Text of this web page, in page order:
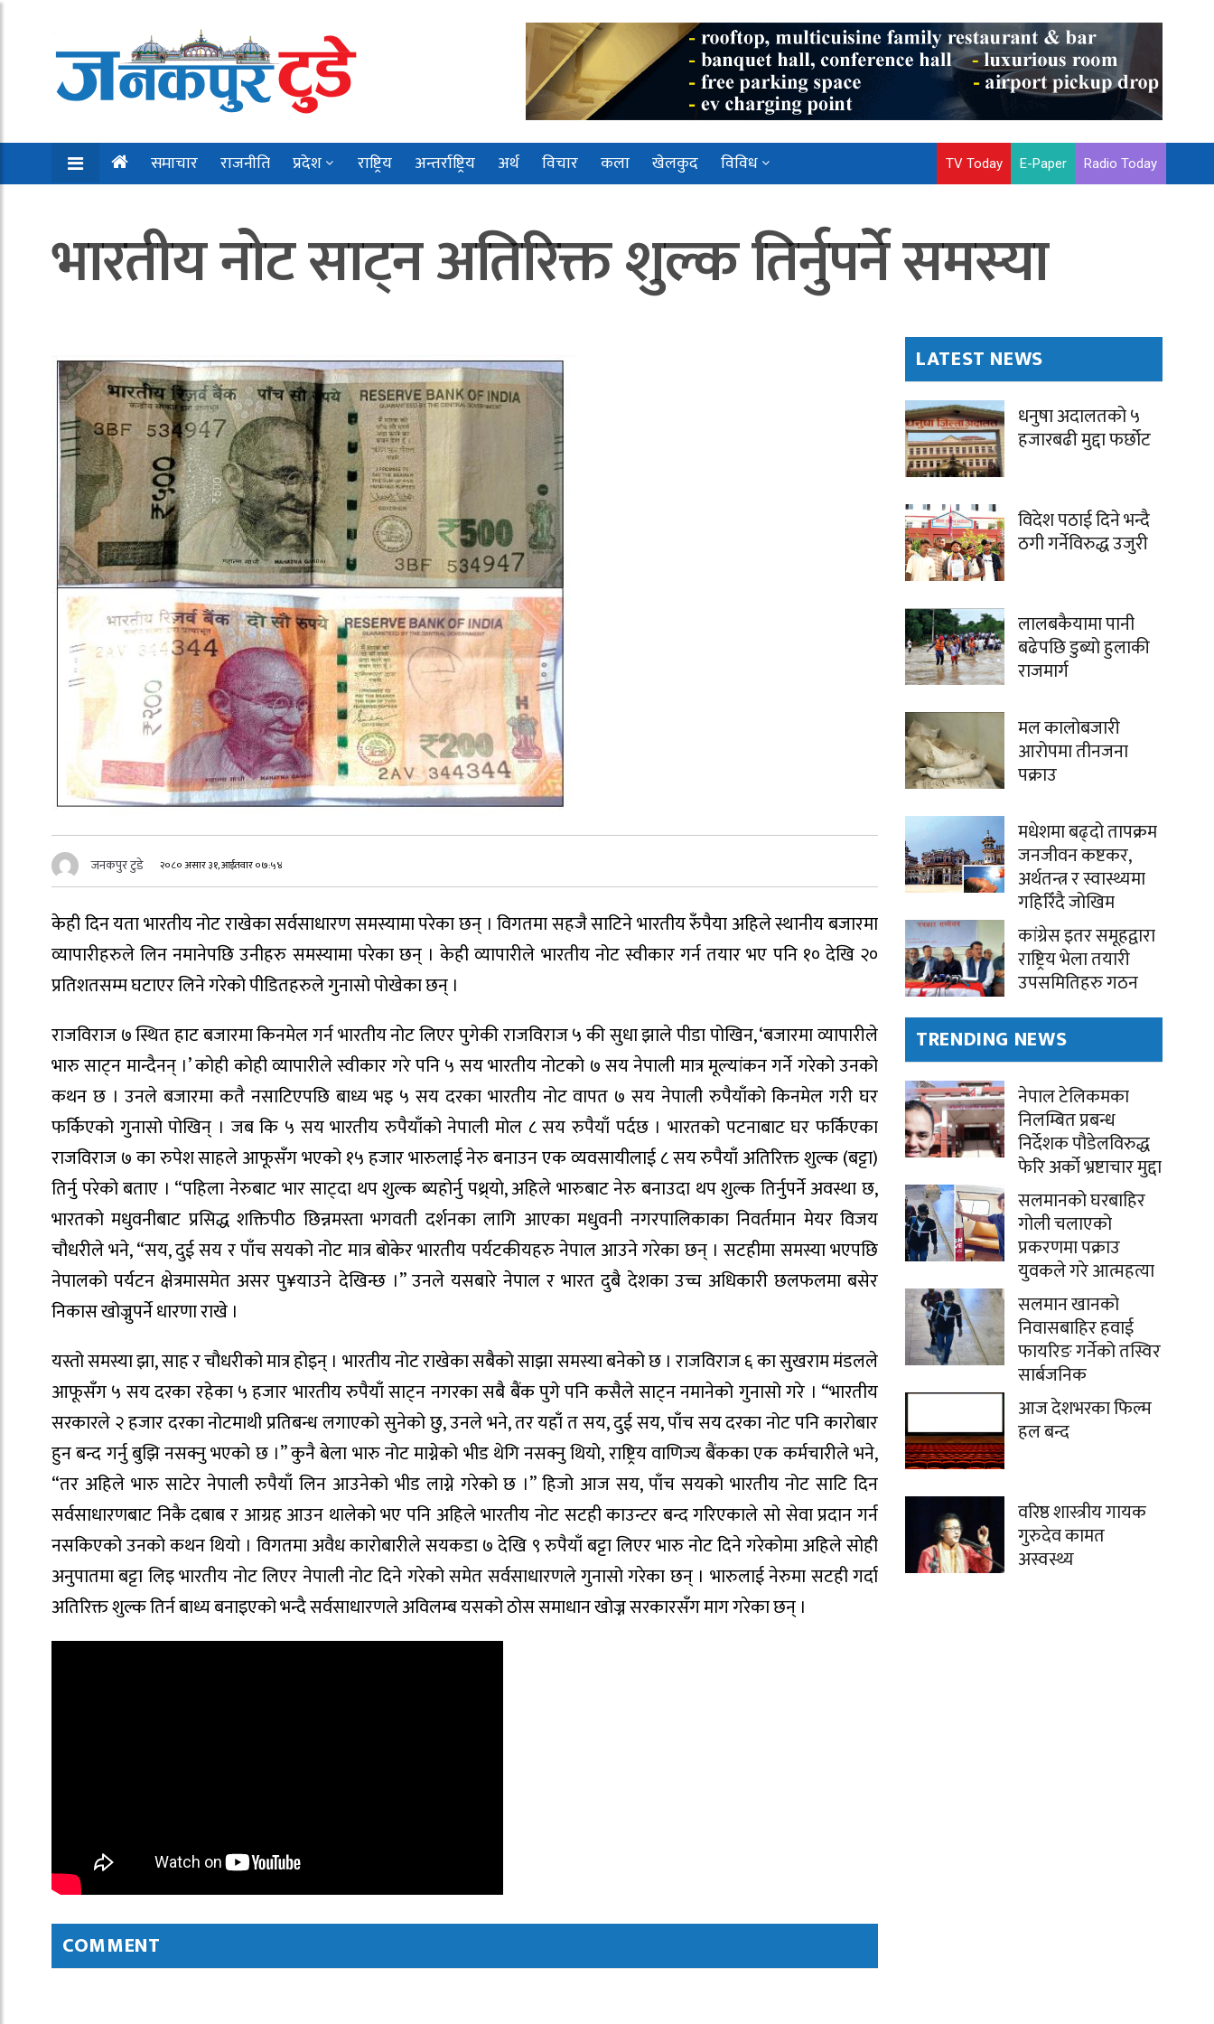
समाचार राजनीति प्रदेश राष्ट्रिय अन्तर्राष्ट्रिय अर्थ विचार कला खेलकुद विविध TV Today E-Paper Radio Today
भारतीय नोट साट्न अतिरिक्त शुल्क तिर्नुपर्ने समस्या
जनकपुर टुडे २०८० असार ३१, आईतवार ०७:५४
केही दिन यता भारतीय नोट राखेका सर्वसाधारण समस्यामा परेका छन् । विगतमा सहजै साटिने भारतीय रुँपैया अहिले स्थानीय बजारमा
व्यापारीहरुले लिन नमानेपछि उनीहरु समस्यामा परेका छन् । केही व्यापारीले भारतीय नोट स्वीकार गर्न तयार भए पनि १० देखि २०
प्रतिशतसम्म घटाएर लिने गरेको पीडितहरुले गुनासो पोखेका छन् ।
राजविराज ७ स्थित हाट बजारमा किनमेल गर्न भारतीय नोट लिएर पुगेकी राजविराज ५ की सुधा झाले पीडा पोखिन, ‘बजारमा व्यापारीले
भारु साट्न मान्दैनन् ।’ कोही कोही व्यापारीले स्वीकार गरे पनि ५ सय भारतीय नोटको ७ सय नेपाली मात्र मूल्यांकन गर्ने गरेको उनको
कथन छ । उनले बजारमा कतै नसाटिएपछि बाध्य भइ ५ सय दरका भारतीय नोट वापत ७ सय नेपाली रुपैयाँको किनमेल गरी घर
फर्किएको गुनासो पोखिन् । जब कि ५ सय भारतीय रुपैयाँको नेपाली मोल ८ सय रुपैयाँ पर्दछ । भारतको पटनाबाट घर फर्किएका
राजविराज ७ का रुपेश साहले आफूसँग भएको १५ हजार भारुलाई नेरु बनाउन एक व्यवसायीलाई ८ सय रुपैयाँ अतिरिक्त शुल्क (बट्टा)
तिर्नु परेको बताए । “पहिला नेरुबाट भार साट्दा थप शुल्क ब्यहोर्नु पथ्र्याे, अहिले भारुबाट नेरु बनाउदा थप शुल्क तिर्नुपर्ने अवस्था छ,
भारतको मधुवनीबाट प्रसिद्ध शक्तिपीठ छिन्नमस्ता भगवती दर्शनका लागि आएका मधुवनी नगरपालिकाका निवर्तमान मेयर विजय
चौधरीले भने, “सय, दुई सय र पाँच सयको नोट मात्र बोकेर भारतीय पर्यटकीयहरु नेपाल आउने गरेका छन् । सटहीमा समस्या भएपछि
नेपालको पर्यटन क्षेत्रमासमेत असर पु¥याउने देखिन्छ ।” उनले यसबारे नेपाल र भारत दुबै देशका उच्च अधिकारी छलफलमा बसेर
निकास खोज्नुपर्ने धारणा राखे ।
यस्तो समस्या झा, साह र चौधरीको मात्र होइन् । भारतीय नोट राखेका सबैको साझा समस्या बनेको छ । राजविराज ६ का सुखराम मंडलले
आफूसँग ५ सय दरका रहेका ५ हजार भारतीय रुपैयाँ साट्न नगरका सबै बैंक पुगे पनि कसैले साट्न नमानेको गुनासो गरे । “भारतीय
सरकारले २ हजार दरका नोटमाथी प्रतिबन्ध लगाएको सुनेको छु, उनले भने, तर यहाँ त सय, दुई सय, पाँच सय दरका नोट पनि कारोबार
हुन बन्द गर्नु बुझि नसक्नु भएको छ ।” कुनै बेला भारु नोट माग्नेको भीड थेगि नसक्नु थियो, राष्ट्रिय वाणिज्य बैंकका एक कर्मचारीले भने,
“तर अहिले भारु साटेर नेपाली रुपैयाँ लिन आउनेको भीड लाग्ने गरेको छ ।” हिजो आज सय, पाँच सयको भारतीय नोट साटि दिन
सर्वसाधारणबाट निकै दबाब र आग्रह आउन थालेको भए पनि अहिले भारतीय नोट सटही काउन्टर बन्द गरिएकाले सो सेवा प्रदान गर्न
नसकिएको उनको कथन थियो । विगतमा अवैध कारोबारीले सयकडा ७ देखि ९ रुपैयाँ बट्टा लिएर भारु नोट दिने गरेकोमा अहिले सोही
अनुपातमा बट्टा लिइ भारतीय नोट लिएर नेपाली नोट दिने गरेको समेत सर्वसाधारणले गुनासो गरेका छन् । भारुलाई नेरुमा सटही गर्दा
अतिरिक्त शुल्क तिर्न बाध्य बनाइएको भन्दै सर्वसाधारणले अविलम्ब यसको ठोस समाधान खोज्न सरकारसँग माग गरेका छन् ।
COMMENT
LATEST NEWS
धनुषा अदालतको ५
हजारबढी मुद्दा फर्छोट
विदेश पठाई दिने भन्दै
ठगी गर्नेविरुद्ध उजुरी
लालबकैयामा पानी
बढेपछि डुब्यो हुलाकी
राजमार्ग
मल कालोबजारी
आरोपमा तीनजना
पक्राउ
मधेशमा बढ्दो तापक्रम
जनजीवन कष्टकर,
अर्थतन्त्र र स्वास्थ्यमा
गहिरिँदै जोखिम
कांग्रेस इतर समूहद्वारा
राष्ट्रिय भेला तयारी
उपसमितिहरु गठन
TRENDING NEWS
नेपाल टेलिकमका
निलम्बित प्रबन्ध
निर्देशक पौडेलविरुद्ध
फेरि अर्को भ्रष्टाचार मुद्दा
सलमानको घरबाहिर
गोली चलाएको
प्रकरणमा पक्राउ
युवकले गरे आत्महत्या
सलमान खानको
निवासबाहिर हवाई
फायरिङ गर्नेको तस्विर
सार्बजनिक
आज देशभरका फिल्म
हल बन्द
वरिष्ठ शास्त्रीय गायक
गुरुदेव कामत
अस्वस्थ्य